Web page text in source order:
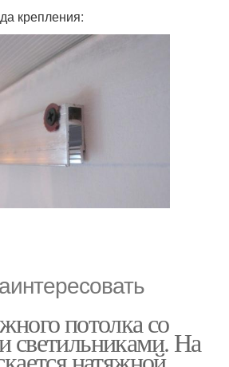
крепления:
потолка со
светильниками. На